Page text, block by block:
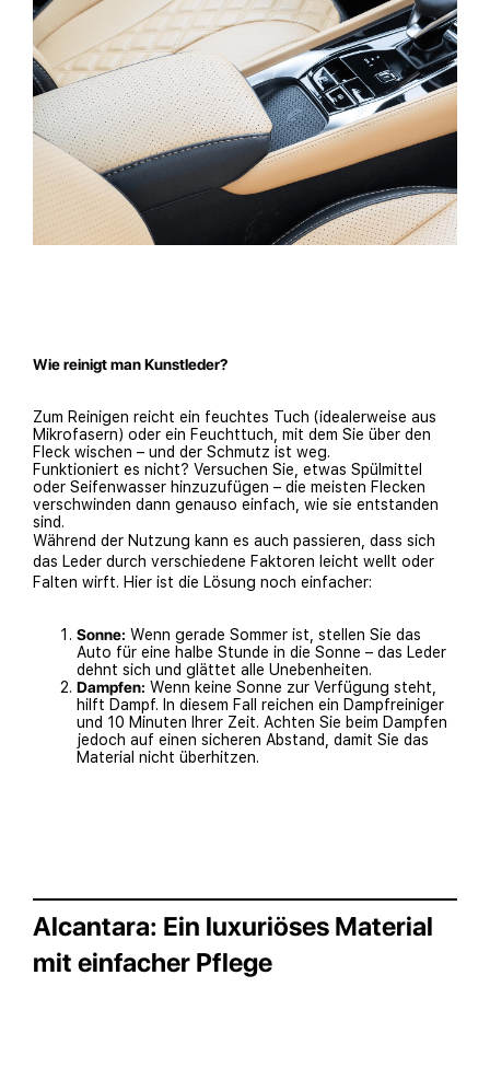
Wie reinigt man Kunstleder?
Zum Reinigen reicht ein feuchtes Tuch (idealerweise aus
Mikrofasern) oder ein Feuchttuch, mit dem Sie über den
Fleck wischen – und der Schmutz ist weg.
Funktioniert es nicht? Versuchen Sie, etwas Spülmittel
oder Seifenwasser hinzuzufügen – die meisten Flecken
verschwinden dann genauso einfach, wie sie entstanden
sind.
Während der Nutzung kann es auch passieren, dass sich
das Leder durch verschiedene Faktoren leicht wellt oder
Falten wirft. Hier ist die Lösung noch einfacher:
Sonne: Wenn gerade Sommer ist, stellen Sie das
Auto für eine halbe Stunde in die Sonne – das Leder
dehnt sich und glättet alle Unebenheiten.
Dampfen: Wenn keine Sonne zur Verfügung steht,
hilft Dampf. In diesem Fall reichen ein Dampfreiniger
und 10 Minuten Ihrer Zeit. Achten Sie beim Dampfen
jedoch auf einen sicheren Abstand, damit Sie das
Material nicht überhitzen.
Alcantara: Ein luxuriöses Material
mit einfacher Pflege